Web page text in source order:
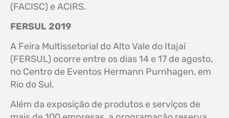
(FACISC) e ACIRS.
FERSUL 2019
A Feira Multissetorial do Alto Vale do Itajaí
(FERSUL) ocorre entre os dias 14 e 17 de agosto,
no Centro de Eventos Hermann Purnhagen, em
Rio do Sul.
Além da exposição de produtos e serviços de